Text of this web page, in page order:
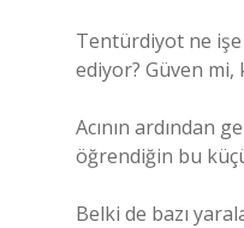
Tentürdiyot ne
ediyor? Güven
Acının ardından
öğrendiğin bu
Belki de bazı